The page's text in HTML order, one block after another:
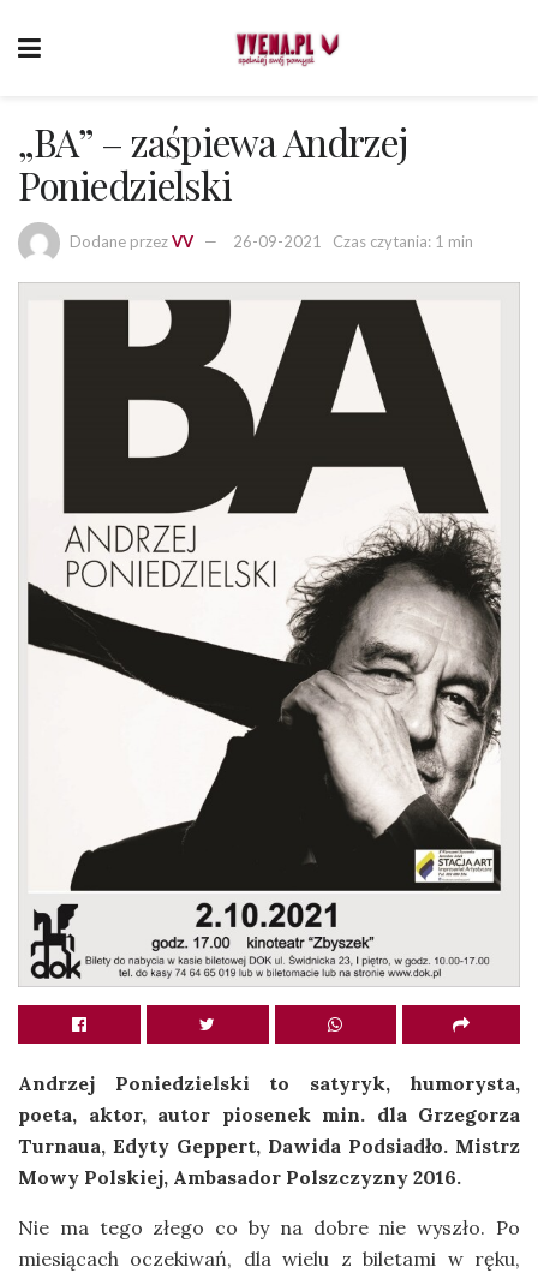
„BA” – zaśpiewa Andrzej
Poniedzielski
Dodane przezVV 26-09-2021 Czas czytania: 1 min
Andrzej Poniedzielski to satyryk, humorysta,
poeta, aktor, autor piosenek min. dla Grzegorza
Turnaua, Edyty Geppert, Dawida Podsiadło. Mistrz
Mowy Polskiej, Ambasador Polszczyzny 2016.
Nie ma tego złego co by na dobre nie wyszło. Po
miesiącach oczekiwań, dla wielu z biletami w ręku,